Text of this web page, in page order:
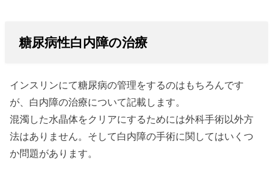
糖尿病性白内障の治療
インスリンにて糖尿病の管理をするのはもちろんです
が、白内障の治療について記載します。
混濁した水晶体をクリアにするためには外科手術以外方
法はありません。そして白内障の手術に関してはいくつ
か問題があります。